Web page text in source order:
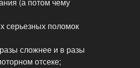
(а потом чему
серьезных поломок
сложнее и в разы
отсеке;